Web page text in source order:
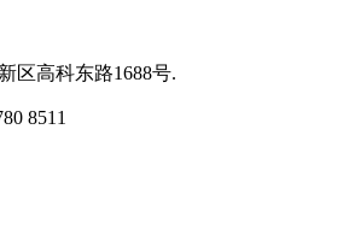
区高科东路1688号.
8511